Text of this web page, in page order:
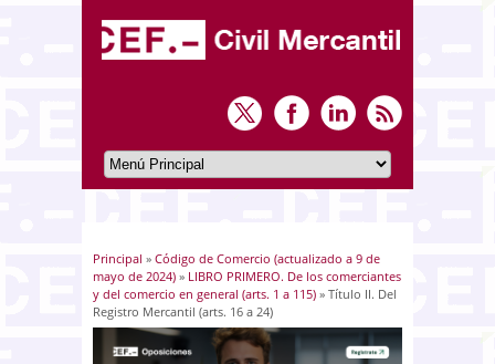
Usted está aquí
Principal » Código de Comercio (actualizado a 9 de
mayo de 2024) » LIBRO PRIMERO. De los comerciantes
y del comercio en general (arts. 1 a 115) » Título II. Del
Registro Mercantil (arts. 16 a 24)